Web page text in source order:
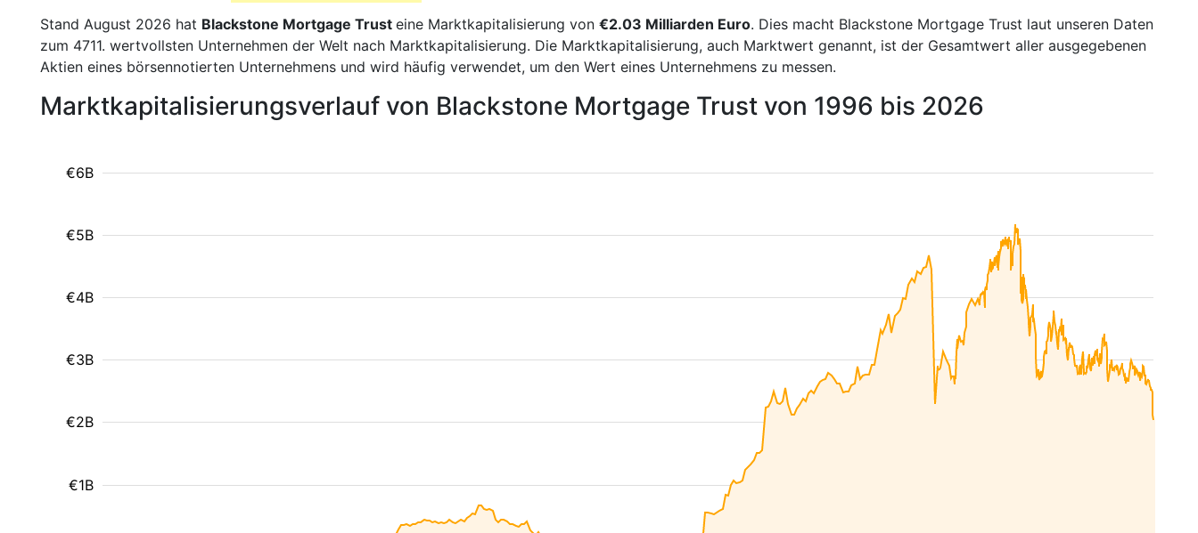
Stand August 2026 hat Blackstone Mortgage Trust eine Marktkapitalisierung von €2.03 Milliarden Euro. Dies macht Blackstone Mortgage Trust laut unseren Daten
zum 4711. wertvollsten Unternehmen der Welt nach Marktkapitalisierung. Die Marktkapitalisierung, auch Marktwert genannt, ist der Gesamtwert aller ausgegebenen
Aktien eines börsennotierten Unternehmens und wird häufig verwendet, um den Wert eines Unternehmens zu messen.
Marktkapitalisierungsverlauf von Blackstone Mortgage Trust von 1996 bis 2026
€1B
€2B
€3B
€4B
€5B
€6B